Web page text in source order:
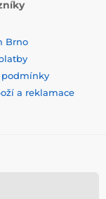
Brno
a reklamace